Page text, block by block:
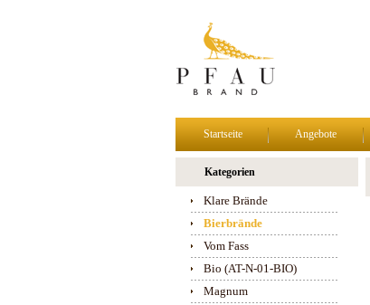
Startseite Angebote
Kategorien
Klare Brände
Bierbrände
Vom Fass
Bio (AT-N-01-BIO)
Magnum